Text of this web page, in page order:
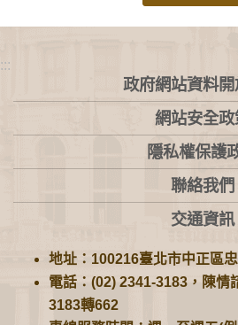
:::
政府網站資料
網站安全政
隱私權保護
聯絡我們
交通資訊
地址：100216臺北市中正區
電話：(02) 2341-3183，陳情
3183轉662